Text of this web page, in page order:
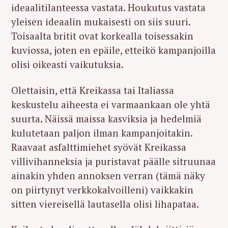
ideaalitilanteessa vastata. Houkutus vastata
yleisen ideaalin mukaisesti on siis suuri.
Toisaalta britit ovat korkealla toisessakin
kuviossa, joten en epäile, etteikö kampanjoilla
olisi oikeasti vaikutuksia.
Olettaisin, että Kreikassa tai Italiassa
keskustelu aiheesta ei varmaankaan ole yhtä
suurta. Näissä maissa kasviksia ja hedelmiä
kulutetaan paljon ilman kampanjoitakin.
Raavaat asfalttimiehet syövät Kreikassa
villivihanneksia ja puristavat päälle sitruunaa
ainakin yhden annoksen verran (tämä näky
on piirtynyt verkkokalvoilleni) vaikkakin
sitten viereisellä lautasella olisi lihapataa.
S
e
a